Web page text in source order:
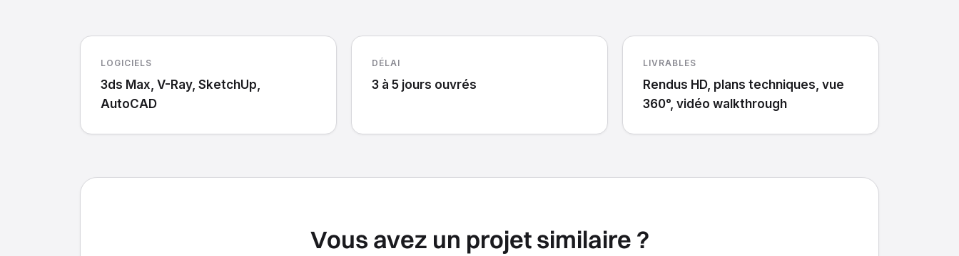
LOGICIELS
3ds Max, V-Ray, SketchUp,
AutoCAD
DÉLAI
3 à 5 jours ouvrés
LIVRABLES
Rendus HD, plans techniques, vue
360°, vidéo walkthrough
Vous avez un projet similaire ?